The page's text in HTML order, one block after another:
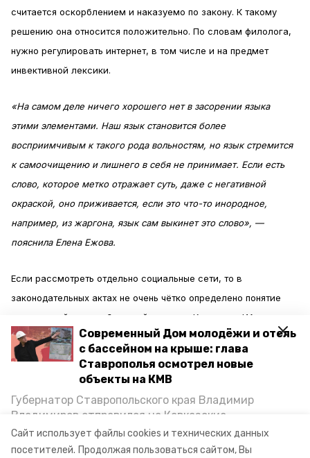
Сайт использует файлы cookies и технических данных
посетителей. Продолжая пользоваться сайтом, Вы
Современный Дом молодёжи и отель
с бассейном на крыше: глава
Ставрополья осмотрел новые
объекты на КМВ
Губернатор Ставропольского края Владимир
Владимиров отправился на Кавказские
Минеральные Воды, чтобы проинспектировать
строительство объектов в Кисловодске и
считается оскорблением и наказуемо по закону. К такому
решению она относится положительно. По словам филолога,
нужно регулировать интернет, в том числе и на предмет
инвективной лексики.
«На самом деле ничего хорошего нет в засорении языка
этими элементами. Наш язык становится более
восприимчивым к такого рода вольностям, но язык стремится
к самоочищению и лишнего в себя не принимает. Если есть
слово, которое метко отражает суть, даже с негативной
окраской, оно приживается, если это что-то инородное,
например, из жаргона, язык сам выкинет это слово», —
пояснила Елена Ежова.
Если рассмотреть отдельно социальные сети, то в
законодательных актах не очень чётко определено понятие
инвективной и оскорбляющей лексики. Как
ИА
«Победа26», есть чётко разграниченные понятия клеветы и
оскорбления. Однако многие нюансы прописаны в
комментариях экспертов.
Например, сообщество по лингвистическим экспертизам
ГЛЭДИС вырабатывает и распространяет в юридической
среде рекомендации, которыми можно воспользоваться.